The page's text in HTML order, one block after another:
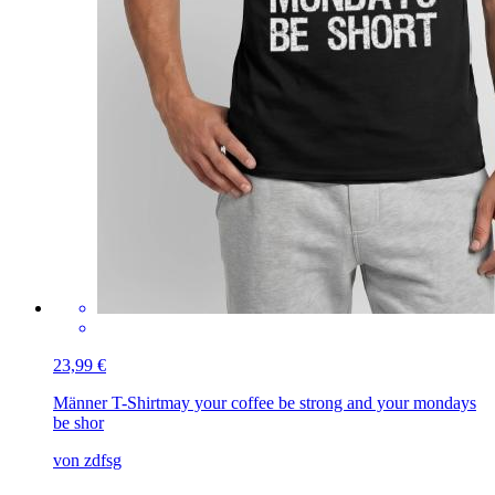
23,99 €
Männer T-Shirtmay your coffee be strong and your mondays
be shor
von zdfsg